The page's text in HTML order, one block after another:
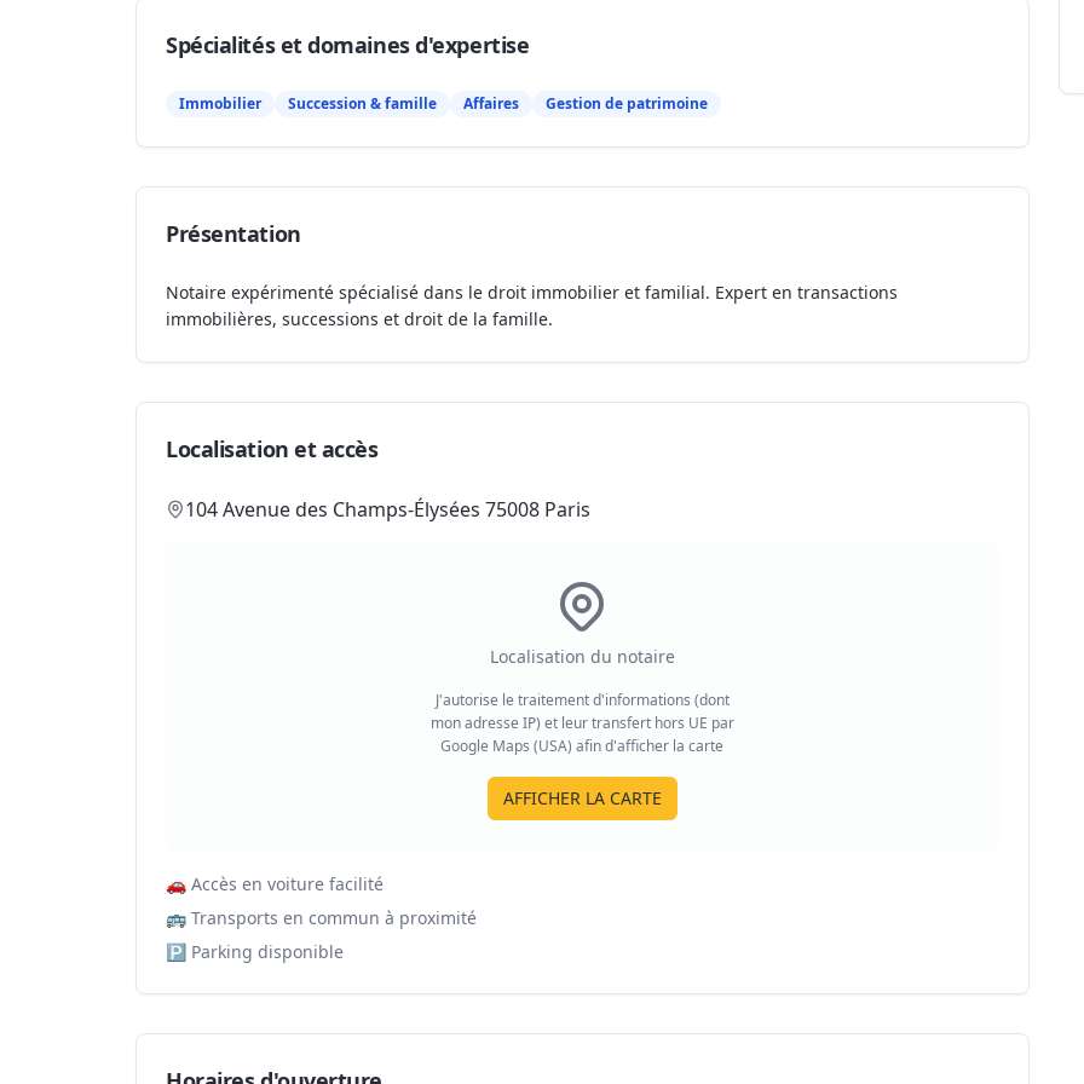
Spécialités et domaines d'expertise
Immobilier Succession & famille Affaires Gestion de patrimoine
Présentation
Notaire expérimenté spécialisé dans le droit immobilier et familial. Expert en transactions
immobilières, successions et droit de la famille.
Localisation et accès
104 Avenue des Champs-Élysées 75008 Paris
Localisation du notaire
J'autorise le traitement d'informations (dont
mon adresse IP) et leur transfert hors UE par
Google Maps (USA) afin d'afficher la carte
AFFICHER LA CARTE
🚗 Accès en voiture facilité
🚌 Transports en commun à proximité
🅿️ Parking disponible